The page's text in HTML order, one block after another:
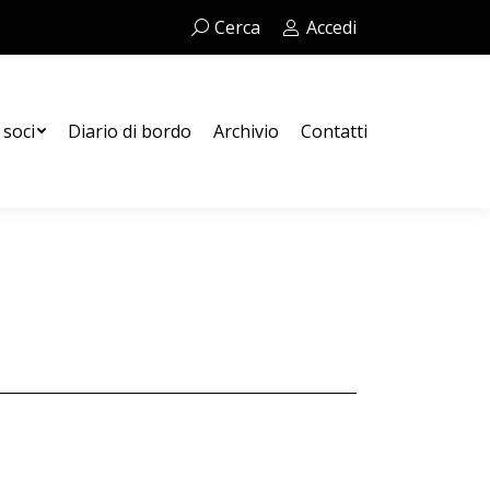
Cerca:Cerca Accedi
Diario di bordo Archivio Contatti
Contatti